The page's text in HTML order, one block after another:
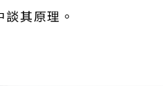
談其原理。